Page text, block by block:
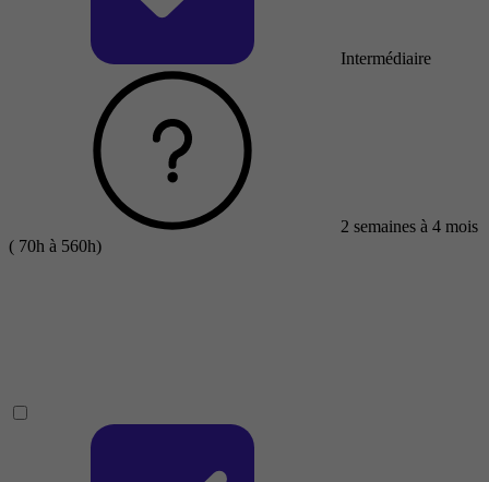
Intermédiaire
2 semaines à 4 mois
( 70h à 560h)